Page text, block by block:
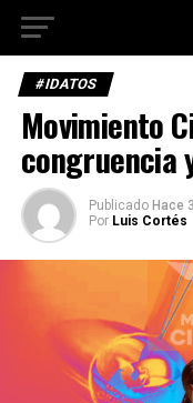
#IDATOS
Movimiento
congruencia
Publicado Hace
Por Luis Cortés